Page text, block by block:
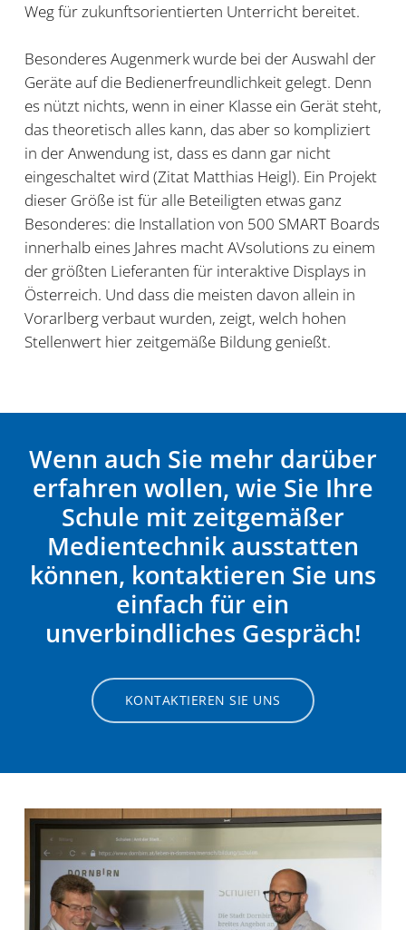
Weg für zukunftsorientierten Unterricht bereitet.
Besonderes Augenmerk wurde bei der Auswahl der
Geräte auf die Bedienerfreundlichkeit gelegt. Denn
es nützt nichts, wenn in einer Klasse ein Gerät steht,
das theoretisch alles kann, das aber so kompliziert
in der Anwendung ist, dass es dann gar nicht
eingeschaltet wird (Zitat Matthias Heigl). Ein Projekt
dieser Größe ist für alle Beteiligten etwas ganz
Besonderes: die Installation von 500 SMART Boards
innerhalb eines Jahres macht AVsolutions zu einem
der größten Lieferanten für interaktive Displays in
Österreich. Und dass die meisten davon allein in
Vorarlberg verbaut wurden, zeigt, welch hohen
Stellenwert hier zeitgemäße Bildung genießt.
Wenn auch Sie mehr darüber
erfahren wollen, wie Sie Ihre
Schule mit zeitgemäßer
Medientechnik ausstatten
können, kontaktieren Sie uns
einfach für ein
unverbindliches Gespräch!
KONTAKTIEREN SIE UNS